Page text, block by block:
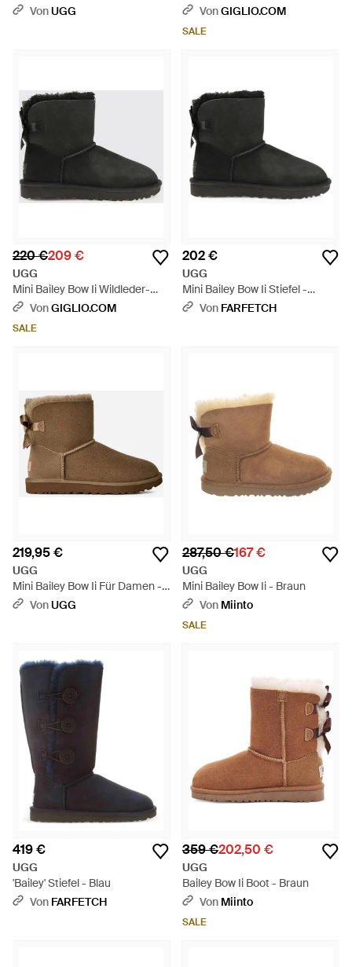
Damen - Schwarz
VonUGG
Stiefeletten Mit Schleifendetail
VonGIGLIO.COM
SALE
220 €209 €
UGG
Mini Bailey Bow Ii Wildleder-
Stiefeletten Mit Schleifendetail
VonGIGLIO.COM
SALE
202 €
UGG
Mini Bailey Bow Ii Stiefel -
Schwarz
Von FARFETCH
219,95 €
UGG
Mini Bailey Bow Ii Für Damen -
Braun
VonUGG
287,50 €167 €
UGG
Mini Bailey Bow Ii - Braun
Von Miinto
SALE
419 €
UGG
'Bailey' Stiefel - Blau
Von FARFETCH
359 €202,50 €
UGG
Bailey Bow Ii Boot - Braun
Von Miinto
SALE